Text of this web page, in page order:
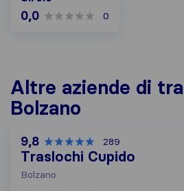
0,0 0
Altre aziende di
Bolzano
9,8 289
Traslochi Cupido
Bolzano